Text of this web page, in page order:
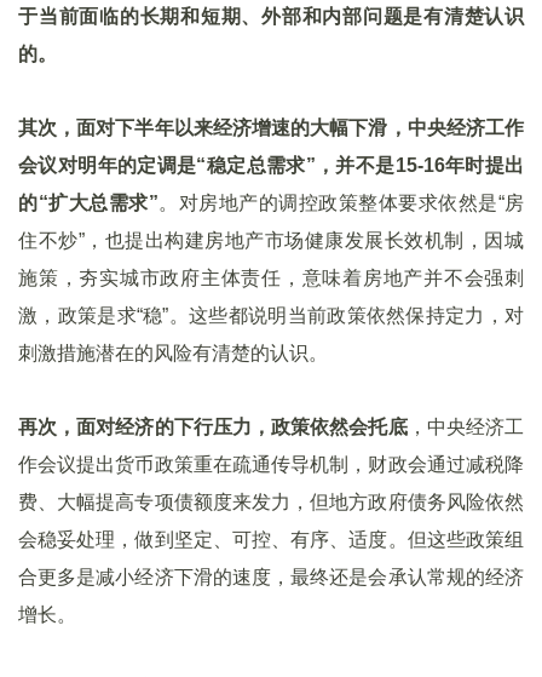
于当前面临的长期和短期、外部和内部问题是有清楚认识
的。
其次，面对下半年以来经济增速的大幅下滑，中央经济工作
会议对明年的定调是“稳定总需求”，并不是15-16年时提出
的“扩大总需求”。对房地产的调控政策整体要求依然是“房
住不炒”，也提出构建房地产市场健康发展长效机制，因城
施策，夯实城市政府主体责任，意味着房地产并不会强刺
激，政策是求“稳”。这些都说明当前政策依然保持定力，对
刺激措施潜在的风险有清楚的认识。
再次，面对经济的下行压力，政策依然会托底，中央经济工
作会议提出货币政策重在疏通传导机制，财政会通过减税降
费、大幅提高专项债额度来发力，但地方政府债务风险依然
会稳妥处理，做到坚定、可控、有序、适度。但这些政策组
合更多是减小经济下滑的速度，最终还是会承认常规的经济
增长。